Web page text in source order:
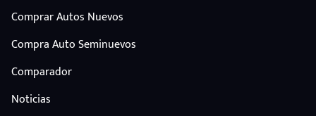
Comprar Autos Nuevos
Compra Auto Seminuevos
Comparador
Noticias